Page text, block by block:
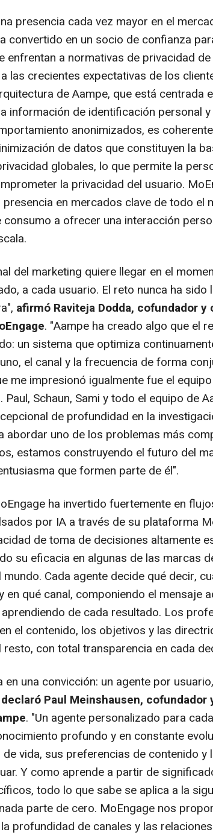
presencia cada vez mayor en el
convertido en un socio de confianza
enfrentan a normativas de privacidad
las crecientes expectativas de los
de Aampe, que está centrada
información de identificación personal
anonimizados, es
de datos que constituyen la
globales, lo que permite la
la privacidad del usuario.
en mercados clave de todo el
consumo a ofrecer una interacción
del marketing quiere llegar en el
a cada usuario. El reto nunca ha sido
afirmó Raviteja Dodda, cofundador y
. "Aampe ha creado algo que el
un sistema que optimiza
el canal y la frecuencia de forma
me impresionó igualmente fue el
Paul, Schaun, Sami y todo el equipo de
de profundidad en la
abordar uno de los problemas más
estamos construyendo el futuro del
que formen parte de él".
ha invertido fuertemente en
por IA a través de su plataforma
de toma de decisiones altamente
su eficacia en algunas de las marcas
Cada agente decide qué decir,
en qué canal, componiendo el mensaje
de cada resultado. Los
el contenido, los objetivos y las
resto, con total transparencia en cada
en una convicción: un agente por
declaró Paul Meinshausen, cofundador
. "Un agente personalizado para
profundo y en constante
vida, sus preferencias de contenido y
Y como aprende a partir de
todo lo que sabe se aplica a la
parte de cero. MoEngage nos
profundidad de canales y las